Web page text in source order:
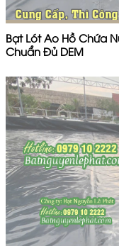
Bạt Lót Ao Hồ Chứa
Chuẩn Đủ DEM